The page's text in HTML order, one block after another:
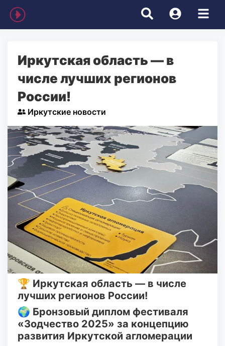
Иркутская область — в
числе лучших регионов
России!
Иркутские новости
🏆 Иркутская область — в числе
лучших регионов России!
🌍 Бронзовый диплом фестиваля
«Зодчество 2025» за концепцию
развития Иркутской агломерации